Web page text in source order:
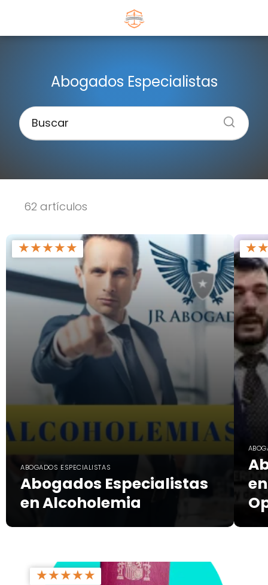
Abogados Especialistas
62 artículos
★★★★★
ABOGADOS ESPECIALISTAS
Abogados Especialistas
en Alcoholemia
★
★★★★★